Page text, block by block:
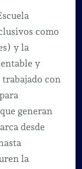
como
y la
y
trabajado con
generan
desde
la